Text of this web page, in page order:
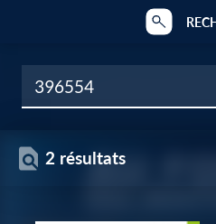
2 résultats